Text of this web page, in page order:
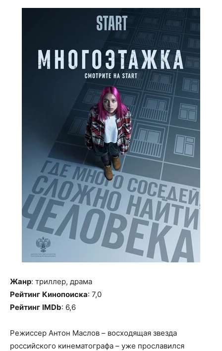
Жанр: триллер, драма
Рейтинг Кинопоиска: 7,0
Рейтинг IMDb: 6,6
Режиссер Антон Маслов – восходящая звезда
российского кинематографа – уже прославился